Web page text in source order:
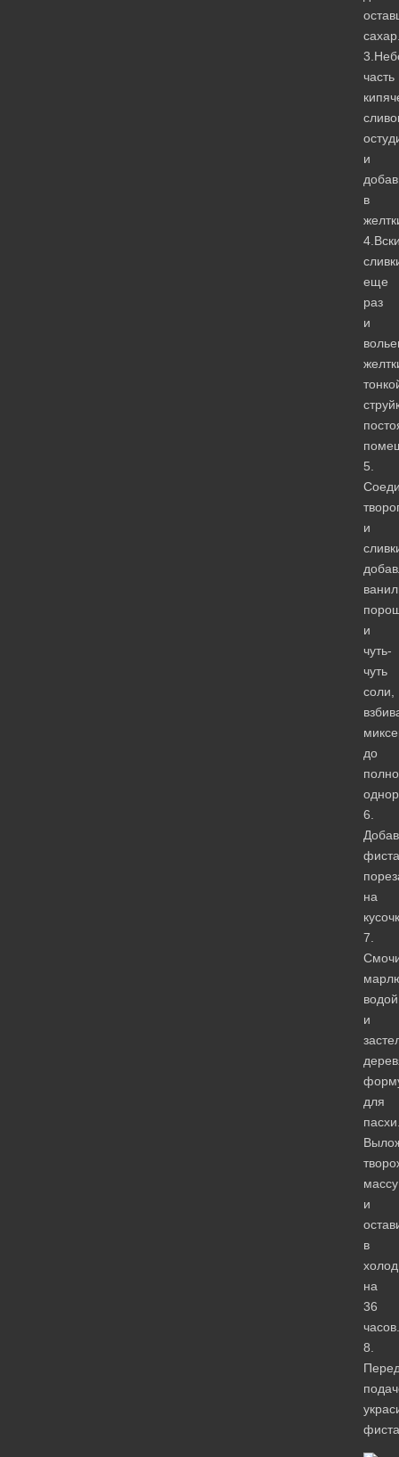
часть
и
в
еще
раз
и
5.
и
и
чуть-
чуть
соли,
до
6.
на
7.
водой
и
для
массу
и
в
на
36
часов.
8.